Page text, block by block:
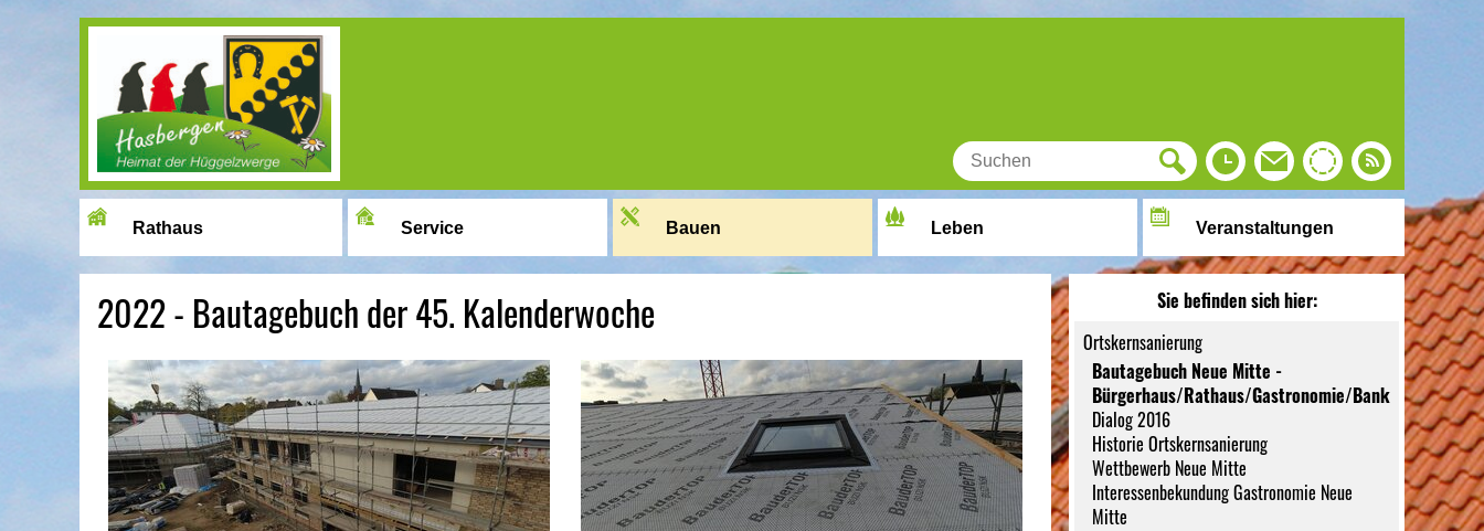
Image 01
Rathaus Service Bauen Leben Veranstaltungen
2022 - Bautagebuch der 45. Kalenderwoche
Sie befinden sich hier:
Ortskernsanierung
Bautagebuch Neue Mitte -
Bürgerhaus/Rathaus/Gastronomie/Bank
Dialog 2016
Historie Ortskernsanierung
Wettbewerb Neue Mitte
Interessenbekundung Gastronomie Neue
Mitte